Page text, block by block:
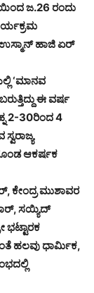
ಜ.26 ರಂದು
ಹಾಜಿ ಏರ್
‘ಮಾನವ
ಈ ವರ್ಷ
2-30ರಿಂದ 4
ಆಕರ್ಷಕ
ಕೇಂದ್ರ ಮುಶಾವರ
ಸಯ್ಯಿದ್
ಭಟ್ಟಾರಕ
ಹಲವು ಧಾರ್ಮಿಕ,